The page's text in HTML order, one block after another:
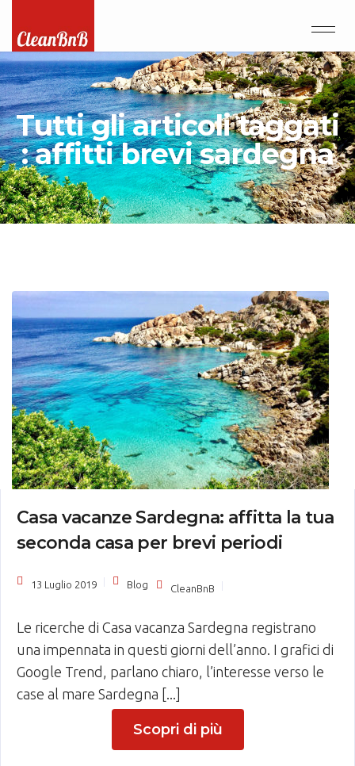
Tutti gli articoli taggati
: affitti brevi sardegna
Casa vacanze Sardegna: affitta la tua
seconda casa per brevi periodi
13 Luglio 2019 Blog CleanBnB
Le ricerche di Casa vacanza Sardegna registrano
una impennata in questi giorni dell’anno. I grafici di
Google Trend, parlano chiaro, l’interesse verso le
case al mare Sardegna [...]
Scopri di più